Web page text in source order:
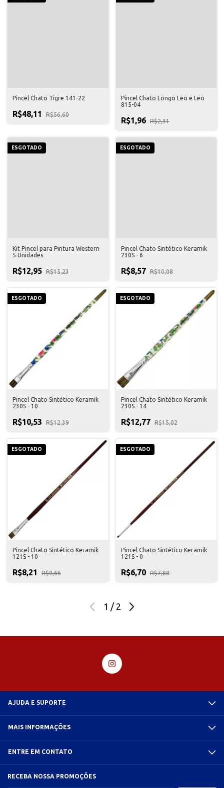
Pincel Chato Tigre 141-22
R$48,11 R$56,60
Pincel Chato Longo Leo e Leo
815-04
R$1,96 R$2,31
ESGOTADO
Kit Pincel para Pintura Western
5 Unidades
R$12,95 R$15,23
ESGOTADO
Pincel Chato Sintético Keramik
230S - 6
R$8,57 R$10,08
ESGOTADO
Pincel Chato Sintético Keramik
230S - 10
R$10,53 R$12,39
ESGOTADO
Pincel Chato Sintético Keramik
230S - 14
R$12,77 R$15,02
ESGOTADO
Pincel Chato Sintético Keramik
121S - 10
R$8,21 R$9,66
ESGOTADO
Pincel Chato Sintético Keramik
121S - 0
R$6,70 R$7,88
1 / 2
AJUDA E SUPORTE
MAIS INFORMAÇÕES
ENTRE EM CONTATO
RECEBA NOSSA PROMOÇÕES